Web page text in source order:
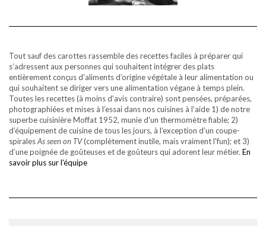
Tout sauf des carottes rassemble des recettes faciles à préparer qui
s’adressent aux personnes qui souhaitent intégrer des plats
entièrement conçus d'aliments d’origine végétale à leur alimentation ou
qui souhaitent se diriger vers une alimentation végane à temps plein.
Toutes les recettes (à moins d'avis contraire) sont pensées, préparées,
photographiées et mises à l’essai dans nos cuisines à l’aide 1) de notre
superbe cuisinière Moffat 1952, munie d'un thermomètre fiable; 2)
d’équipement de cuisine de tous les jours, à l’exception d’un coupe-
spiralesAs seen on TV(complètement inutile, mais vraiment l'fun); et 3)
d’une poignée de goûteuses et de goûteurs qui adorent leur métier. En
savoir plus sur l'équipe